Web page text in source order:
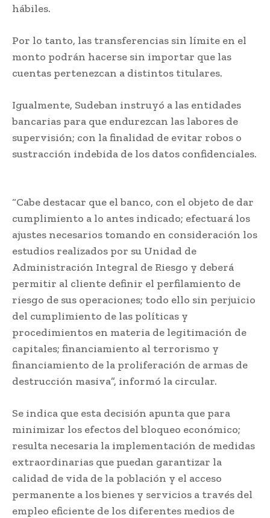
hábiles.
Por lo tanto, las transferencias sin límite en el
monto podrán hacerse sin importar que las
cuentas pertenezcan a distintos titulares.
Igualmente, Sudeban instruyó a las entidades
bancarias para que endurezcan las labores de
supervisión; con la finalidad de evitar robos o
sustracción indebida de los datos confidenciales.
“Cabe destacar que el banco, con el objeto de dar
cumplimiento a lo antes indicado; efectuará los
ajustes necesarios tomando en consideración los
estudios realizados por su Unidad de
Administración Integral de Riesgo y deberá
permitir al cliente definir el perfilamiento de
riesgo de sus operaciones; todo ello sin perjuicio
del cumplimiento de las políticas y
procedimientos en materia de legitimación de
capitales; financiamiento al terrorismo y
financiamiento de la proliferación de armas de
destrucción masiva”, informó la circular.
Se indica que esta decisión apunta que para
minimizar los efectos del bloqueo económico;
resulta necesaria la implementación de medidas
extraordinarias que puedan garantizar la
calidad de vida de la población y el acceso
permanente a los bienes y servicios a través del
empleo eficiente de los diferentes medios de